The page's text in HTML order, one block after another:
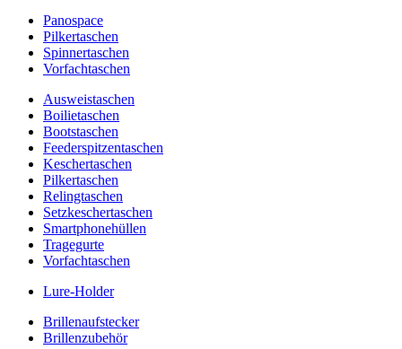
Panospace
Pilkertaschen
Spinnertaschen
Vorfachtaschen
Ausweistaschen
Boilietaschen
Bootstaschen
Feederspitzentaschen
Keschertaschen
Pilkertaschen
Relingtaschen
Setzkeschertaschen
Smartphonehüllen
Tragegurte
Vorfachtaschen
Lure-Holder
Brillenaufstecker
Brillenzubehör